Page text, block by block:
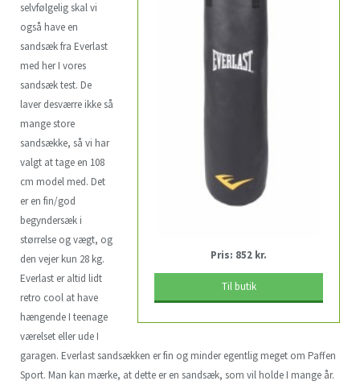
Pris: 852 kr.
Til butik
selvfølgelig skal vi
også have en
sandsæk fra Everlast
med her I vores
sandsæk test. De
laver desværre ikke så
mange store
sandsække, så vi har
valgt at tage en 108
cm model med. Det
er en fin/god
begyndersæk i
størrelse og vægt, og
den vejer kun 28 kg.
Everlast er altid lidt
retro cool at have
hængende I teenage
værelset eller ude I
garagen. Everlast sandsækken er fin og minder egentlig meget om Paffen
Sport. Man kan mærke, at dette er en sandsæk, som vil holde I mange år.